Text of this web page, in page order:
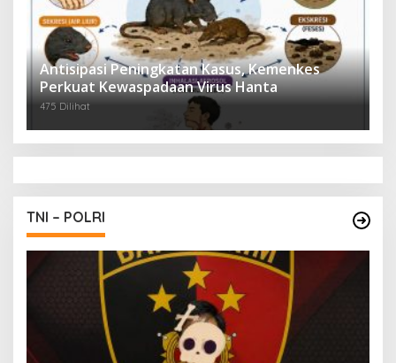
Antisipasi Peningkatan Kasus, Kemenkes
Perkuat Kewaspadaan Virus Hanta
475 Dilihat
TNI – POLRI